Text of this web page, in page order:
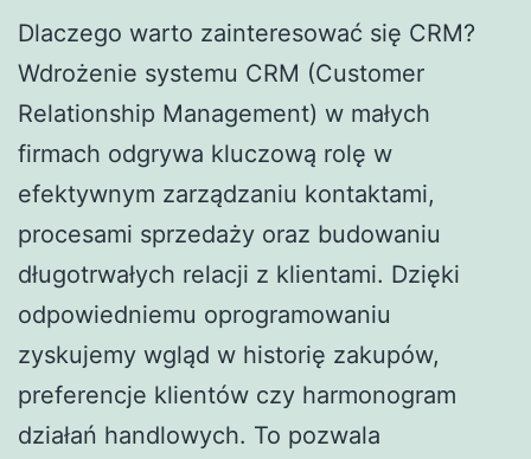
Dlaczego warto zainteresować się CRM?
Wdrożenie systemu CRM (Customer
Relationship Management) w małych
firmach odgrywa kluczową rolę w
efektywnym zarządzaniu kontaktami,
procesami sprzedaży oraz budowaniu
długotrwałych relacji z klientami. Dzięki
odpowiedniemu oprogramowaniu
zyskujemy wgląd w historię zakupów,
preferencje klientów czy harmonogram
działań handlowych. To pozwala